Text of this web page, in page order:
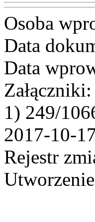
Osoba
Data
Data
Załączniki:
1) 249/
2017-10-
Rejestr